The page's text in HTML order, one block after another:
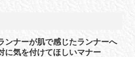
ンナーが肌で感じたランナーへ
に気を付けてほしいマナー